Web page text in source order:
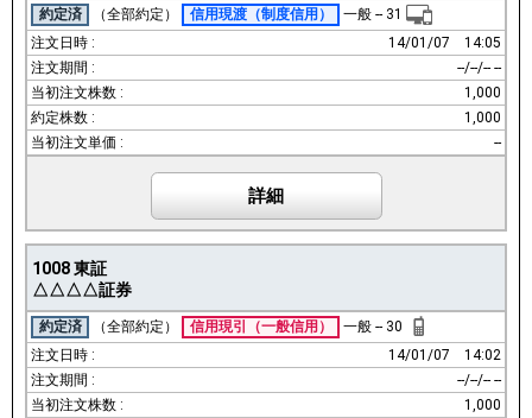
約定済 （全部約定） 信用現渡（制度信用） 一般 -- 31
14/01/07
14:05
--/--/-- --
1,000
1,000
--
詳細
1008 東証
△△△△証券
約定済 （全部約定） 信用現引 （一般信用） 一般 -- 30
14/01/07
14:02
--/--/-- --
1,000